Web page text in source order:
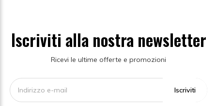
Iscriviti alla nostra newsletter
Ricevi le ultime offerte e promozioni
Iscriviti